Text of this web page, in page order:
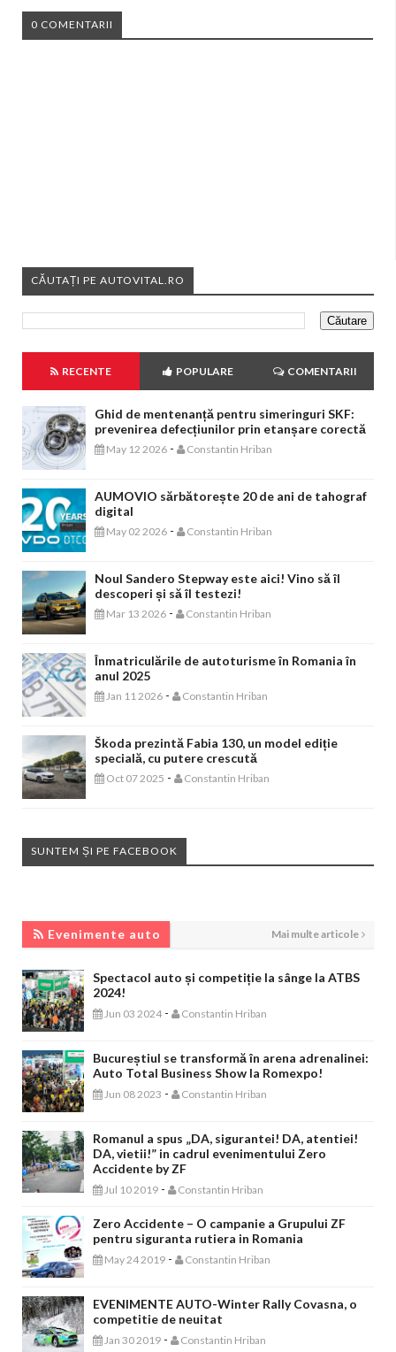
0 COMENTARII
CĂUTAȚI PE AUTOVITAL.RO
RECENTE POPULARE COMENTARII
Ghid de mentenanță pentru simeringuri SKF:
prevenirea defecțiunilor prin etanșare corectă
May 12 2026 - Constantin Hriban
AUMOVIO sărbătorește 20 de ani de tahograf
digital
May 02 2026 - Constantin Hriban
Noul Sandero Stepway este aici! Vino să îl
descoperi și să îl testezi!
Mar 13 2026 - Constantin Hriban
Înmatriculările de autoturisme în Romania în
anul 2025
Jan 11 2026 - Constantin Hriban
Škoda prezintă Fabia 130, un model ediție
specială, cu putere crescută
Oct 07 2025 - Constantin Hriban
SUNTEM ȘI PE FACEBOOK
Evenimente auto Mai multe articole
Spectacol auto și competiție la sânge la ATBS
2024!
Jun 03 2024 - Constantin Hriban
Bucureștiul se transformă în arena adrenalinei:
Auto Total Business Show la Romexpo!
Jun 08 2023 - Constantin Hriban
Romanul a spus „DA, sigurantei! DA, atentiei!
DA, vietii!” in cadrul evenimentului Zero
Accidente by ZF
Jul 10 2019 - Constantin Hriban
Zero Accidente – O campanie a Grupului ZF
pentru siguranta rutiera in Romania
May 24 2019 - Constantin Hriban
EVENIMENTE AUTO-Winter Rally Covasna, o
competitie de neuitat
Jan 30 2019 - Constantin Hriban